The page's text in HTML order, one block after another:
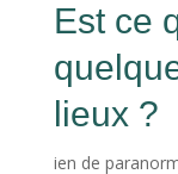
Est ce
lieux ?
ien de